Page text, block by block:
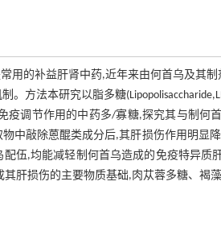
常用的补益肝肾中药,近年来由何首乌及
方法本研究以脂多糖
调节作用的中药多/寡糖,探究其与制何
中敲除蒽醌类成分后,其肝损伤作用明显
伍,均能减轻制何首乌造成的免疫特异质
肝损伤的主要物质基础,肉苁蓉多糖、褐